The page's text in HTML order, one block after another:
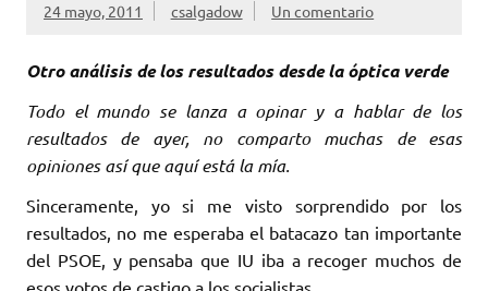
24 mayo, 2011 csalgadow Un comentario
Otro análisis de los resultados desde la óptica verde
Todo el mundo se lanza a opinar y a hablar de los
resultados de ayer, no comparto muchas de esas
opiniones así que aquí está la mía.
Sinceramente, yo si me visto sorprendido por los
resultados, no me esperaba el batacazo tan importante
del PSOE, y pensaba que IU iba a recoger muchos de